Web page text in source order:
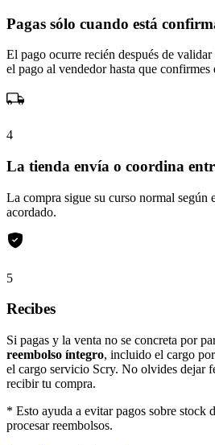
Pagas sólo cuando está
El pago ocurre recién después de
el pago al vendedor hasta que
4
La tienda envía o coordina
La compra sigue su curso normal según
acordado.
5
Recibes
Si pagas y la venta no se concreta por
reembolso íntegro, incluido el cargo
el cargo servicio Scry. No olvides dejar
recibir tu compra.
* Esto ayuda a evitar pagos sobre stock
procesar reembolsos.